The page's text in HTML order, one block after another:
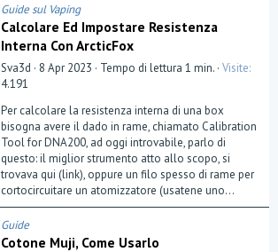
Guide sul Vaping
Calcolare Ed Impostare Resistenza
Interna Con ArcticFox
Sva3d 8 Apr 2023 Tempo di lettura 1 min. Visite
4.191
Per calcolare la resistenza interna di una box
bisogna avere il dado in rame, chiamato Calibration
Tool for DNA200, ad oggi introvabile, parlo di
questo: il miglior strumento atto allo scopo, si
trovava qui (link), oppure un filo spesso di rame per
cortocircuitare un atomizzatore (usatene uno...
Guide
Cotone Muji, Come Usarlo